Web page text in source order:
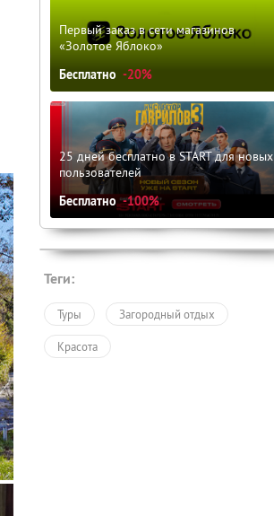
Первый заказ в сети магазинов
«Золотое Яблоко»
Бесплатно -20%
25 дней бесплатно в START для новых
пользователей
Бесплатно -100%
Теги:
Туры Загородный отдых
Красота